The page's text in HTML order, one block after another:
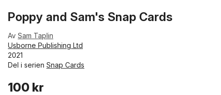
Poppy and Sam's Snap Cards
Av Sam Taplin
Usborne Publishing Ltd
2021
Del i serien Snap Cards
100 kr